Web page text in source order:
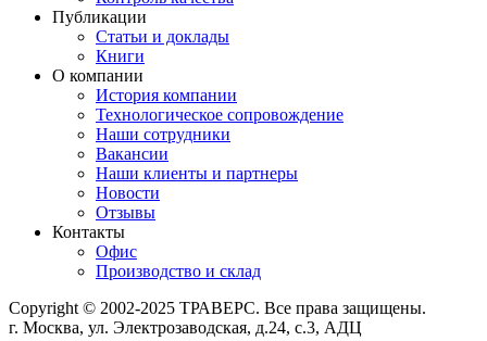
Публикации
Статьи и доклады
Книги
О компании
История компании
Технологическое сопровождение
Наши сотрудники
Вакансии
Наши клиенты и партнеры
Новости
Отзывы
Контакты
Офис
Производство и склад
Copyright © 2002-2025 ТРАВЕРС. Все права защищены.
г. Москва, ул. Электрозаводская, д.24, с.3, АДЦ